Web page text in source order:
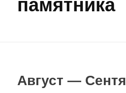
Богослужения
памятника
Август —